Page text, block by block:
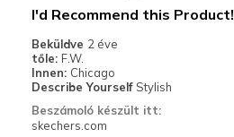
I'd Recommend this Product!
Beküldve 2 éve
tőle: F.W.
Innen: Chicago
Describe Yourself Stylish
Beszámoló készült itt:
skechers.com